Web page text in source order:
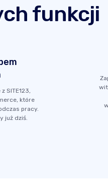
funkcji
SITE123,
które
pracy.
już dziś.